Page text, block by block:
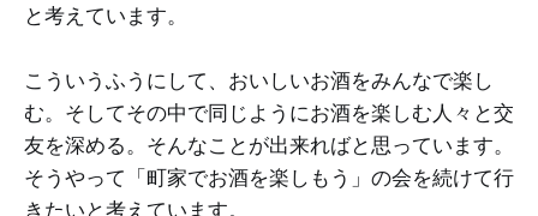
と考えています。
こういうふうにして、おいしいお酒をみんなで楽し
む。そしてその中で同じようにお酒を楽しむ人々と交
友を深める。そんなことが出来ればと思っています。
そうやって「町家でお酒を楽しもう」の会を続けて行
きたいと考えています。